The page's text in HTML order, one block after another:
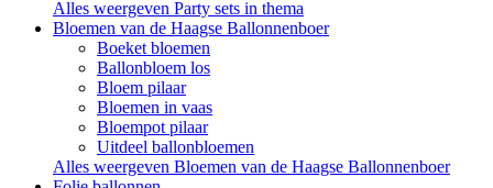
Alles weergeven Party sets in thema
Bloemen van de Haagse Ballonnenboer
Boeket bloemen
Ballonbloem los
Bloem pilaar
Bloemen in vaas
Bloempot pilaar
Uitdeel ballonbloemen
Alles weergeven Bloemen van de Haagse Ballonnenboer